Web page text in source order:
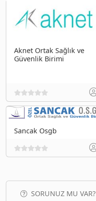
Aknet Ortak Sağlık ve
Güvenlik Birimi
Sancak Osgb
SORUNUZ MU VAR?